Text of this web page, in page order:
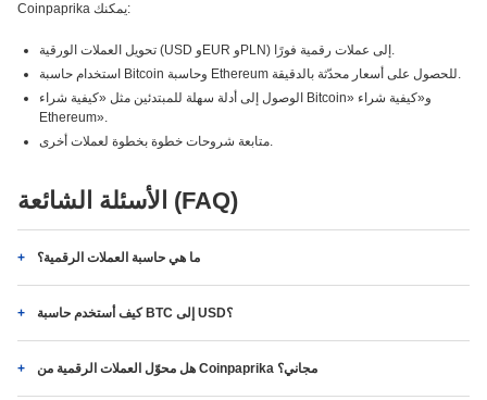
Coinpaprika يمكنك:
تحويل العملات الورقية (USD وEUR وPLN) إلى عملات رقمية فورًا.
استخدام حاسبة Bitcoin وحاسبة Ethereum للحصول على أسعار محدّثة بالدقيقة.
الوصول إلى أدلة سهلة للمبتدئين مثل «كيفية شراء Bitcoin» و«كيفية شراء
Ethereum».
متابعة شروحات خطوة بخطوة لعملات أخرى.
الأسئلة الشائعة (FAQ)
ما هي حاسبة العملات الرقمية؟
كيف أستخدم حاسبة BTC إلى USD؟
هل محوّل العملات الرقمية من Coinpaprika مجاني؟